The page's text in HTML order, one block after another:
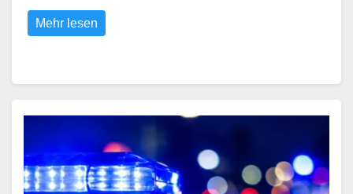
Mehr lesen